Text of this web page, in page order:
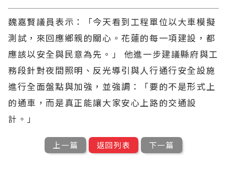
魏嘉賢議員表示：「今天看到工程單位以大車模擬
測試，來回應鄉親的關心。花蓮的每一項建設，都
應該以安全與民意為先。」 他進一步建議縣府與工
務段針對夜間照明、反光導引與人行通行安全設施
進行全面盤點與加強，並強調：「要的不是形式上
的通車，而是真正能讓大家安心上路的交通設
計。」
上一篇 返回列表 下一篇